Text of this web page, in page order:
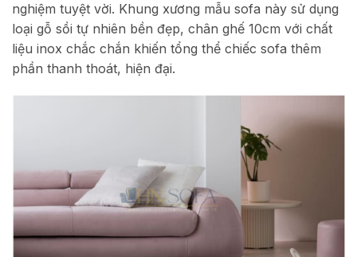
nghiệm tuyệt vời. Khung xương mẫu sofa này sử dụng
loại gỗ sồi tự nhiên bền đẹp, chân ghế 10cm với chất
liệu inox chắc chắn khiến tổng thể chiếc sofa thêm
phần thanh thoát, hiện đại.